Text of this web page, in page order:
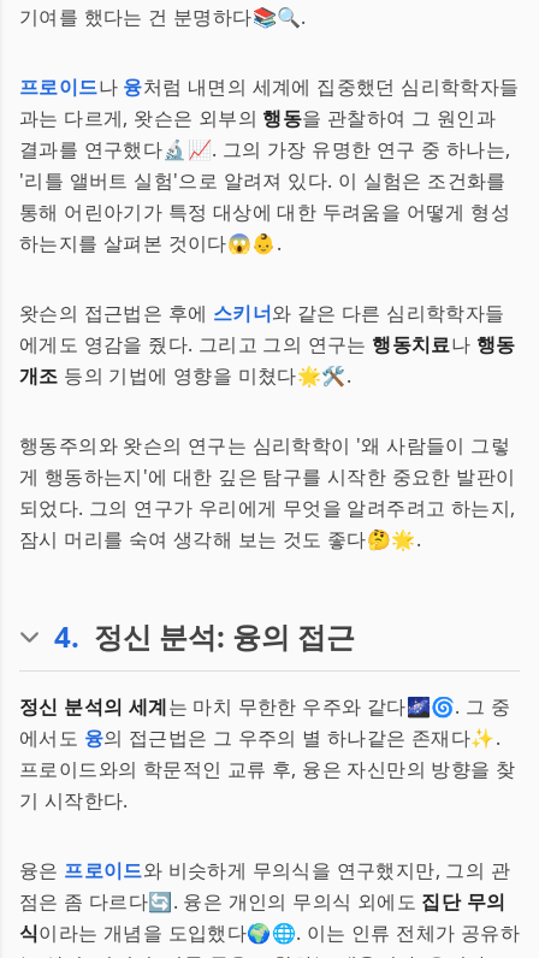
기여를 했다는 건 분명하다📚🔍.
프로이드나 융처럼 내면의 세계에 집중했던 심리학학자들
과는 다르게, 왓슨은 외부의 행동을 관찰하여 그 원인과
결과를 연구했다🔬📈. 그의 가장 유명한 연구 중 하나는,
'리틀 앨버트 실험'으로 알려져 있다. 이 실험은 조건화를
통해 어린아기가 특정 대상에 대한 두려움을 어떻게 형성
하는지를 살펴본 것이다😱👶.
왓슨의 접근법은 후에 스키너와 같은 다른 심리학학자들
에게도 영감을 줬다. 그리고 그의 연구는 행동치료나 행동
개조 등의 기법에 영향을 미쳤다🌟🛠.
행동주의와 왓슨의 연구는 심리학학이 '왜 사람들이 그렇
게 행동하는지'에 대한 깊은 탐구를 시작한 중요한 발판이
되었다. 그의 연구가 우리에게 무엇을 알려주려고 하는지,
잠시 머리를 숙여 생각해 보는 것도 좋다🤔🌟.
4. 정신 분석: 융의 접근
정신 분석의 세계는 마치 무한한 우주와 같다🌌🌀. 그 중
에서도 융의 접근법은 그 우주의 별 하나같은 존재다✨.
프로이드와의 학문적인 교류 후, 융은 자신만의 방향을 찾
기 시작한다.
융은 프로이드와 비슷하게 무의식을 연구했지만, 그의 관
점은 좀 다르다🔄. 융은 개인의 무의식 외에도 집단 무의
식이라는 개념을 도입했다🌍🌐. 이는 인류 전체가 공유하